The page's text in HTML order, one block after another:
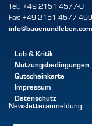
Tel.: +49 2151 4577-0
Fax: +49 2151 4577-499
info@bauenundleben.com
Lob & Kritik
Nutzungsbedingungen
Gutscheinkarte
Impressum
Datenschutz
Newsletteranmeldung